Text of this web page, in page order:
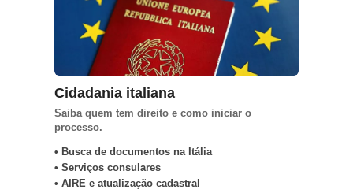
Cidadania italiana
Saiba quem tem direito e como iniciar o
processo.
• Busca de documentos na Itália
• Serviços consulares
• AIRE e atualização cadastral